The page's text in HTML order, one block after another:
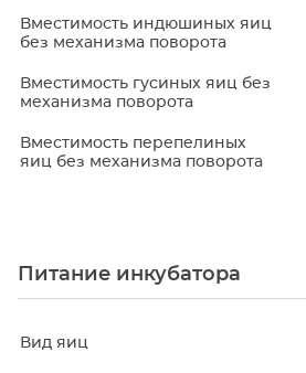
Вместимость индюшиных яиц
без механизма поворота
Вместимость гусиных яиц без
механизма поворота
Вместимость перепелиных
яиц без механизма поворота
Питание инкубатора
Вид яиц